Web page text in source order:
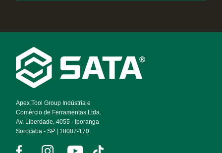
Footer
Navigation
Apex Tool Group Indústria e
Comércio de Ferramentas Ltda.
Av. Liberdade, 4055 - Iporanga
Sorocaba - SP | 18087-170